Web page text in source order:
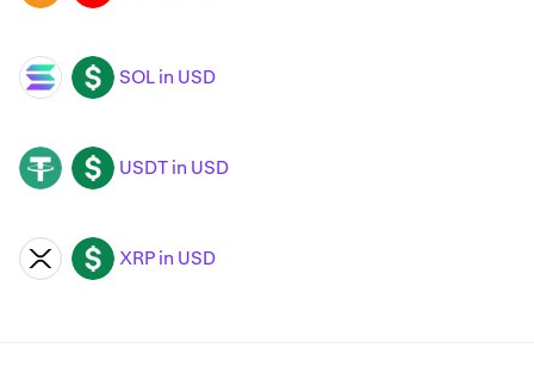
SOL USD SOL in USD
USDT USD USDT in USD
XRP USD XRP in USD